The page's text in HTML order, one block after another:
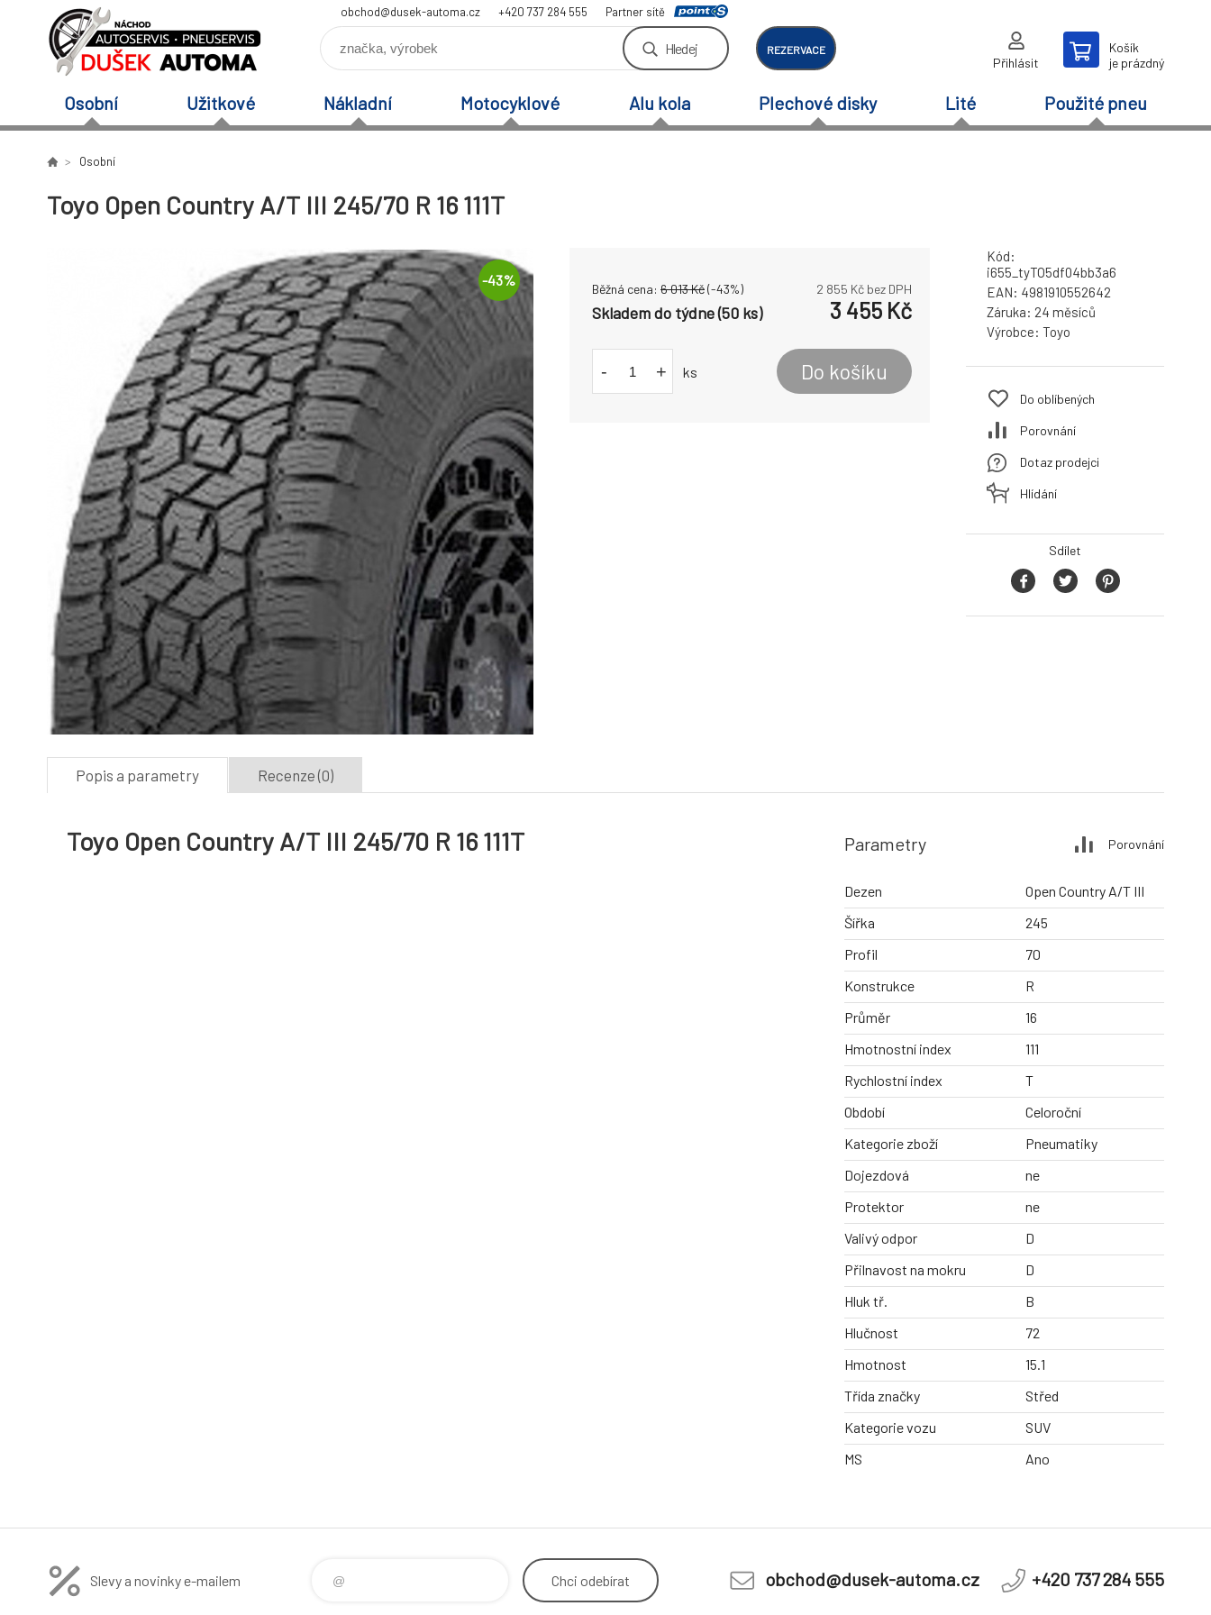
obchod@dusek-automa.cz +420 737 284 555 Partner sítě
Hledej REZERVACE
Přihlásit
Košík
je prázdný
Osobní Užitkové Nákladní Motocyklové Alu kola Plechové disky Lité Použité pneu
Osobní
Toyo Open Country A/T III 245/70 R 16 111T
-43%
Běžná cena: 6 013Kč(-43%) 2 855 Kč bez DPH
Skladem do týdne (50 ks) 3 455 Kč
- + ks Do košíku
Kód:
i655_tyTO5df04bb3a6
EAN: 4981910552642
Záruka: 24 měsíců
Výrobce: Toyo
Do oblíbených
Porovnání
Dotaz prodejci
Hlídání
Sdílet
Popis a parametry Recenze (0)
Toyo Open Country A/T III 245/70 R 16 111T Parametry Porovnání
Dezen
Open Country A/T III
Šířka
245
Profil
70
Konstrukce
R
Průměr
16
Hmotnostní index
111
Rychlostní index
T
Období
Celoroční
Kategorie zboží
Pneumatiky
Dojezdová
ne
Protektor
ne
Valivý odpor
D
Přilnavost na mokru
D
Hluk tř.
B
Hlučnost
72
Hmotnost
15.1
Třída značky
Střed
Kategorie vozu
SUV
MS
Ano
Slevy a novinky e-mailem Chci odebírat obchod@dusek-automa.cz +420 737 284 555